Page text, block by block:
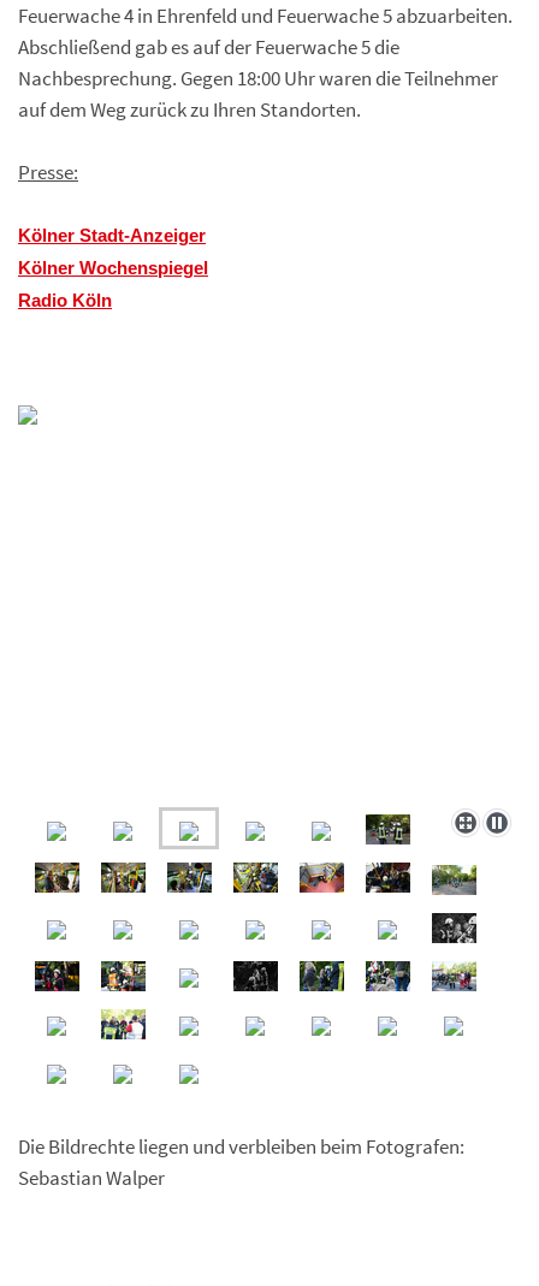
Feuerwache 4 in Ehrenfeld und Feuerwache 5 abzuarbeiten.
Abschließend gab es auf der Feuerwache 5 die
Nachbesprechung. Gegen 18:00 Uhr waren die Teilnehmer
auf dem Weg zurück zu Ihren Standorten.
Presse:
Kölner Stadt-Anzeiger
Kölner Wochenspiegel
Radio Köln
Die Bildrechte liegen und verbleiben beim Fotografen:
Sebastian Walper